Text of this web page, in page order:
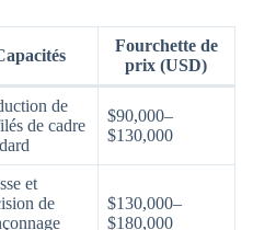
Fourchette de
prix (USD)
de
de cadre
$90,000–
$130,000
et
de
$130,000–
$180,000